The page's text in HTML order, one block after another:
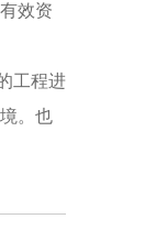
效资
工程进
。也